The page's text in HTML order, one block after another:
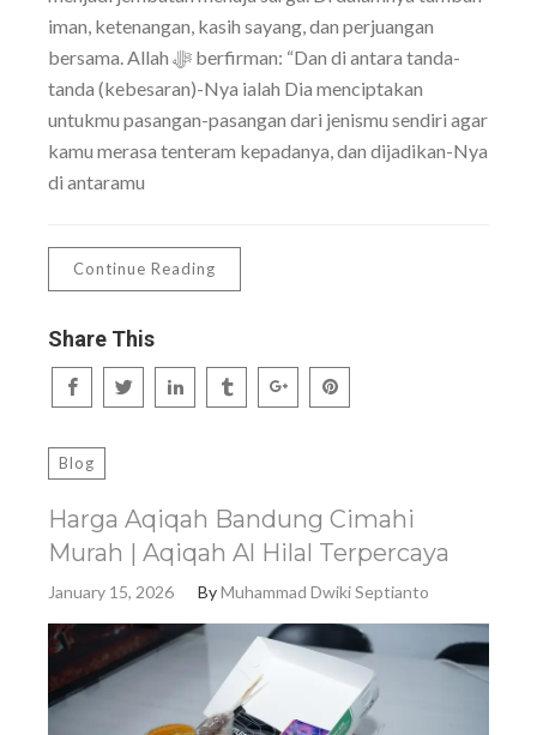
iman, ketenangan, kasih sayang, dan perjuangan
bersama. Allah ﷻ berfirman: “Dan di antara tanda-
tanda (kebesaran)-Nya ialah Dia menciptakan
untukmu pasangan-pasangan dari jenismu sendiri agar
kamu merasa tenteram kepadanya, dan dijadikan-Nya
di antaramu
Continue Reading
Share This
Blog
Harga Aqiqah Bandung Cimahi
Murah | Aqiqah Al Hilal Terpercaya
January 15, 2026 ByMuhammad Dwiki Septianto